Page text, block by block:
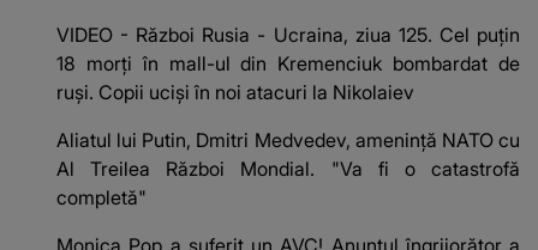
VIDEO - Război Rusia - Ucraina, ziua 125. Cel puțin
18 morți în mall-ul din Kremenciuk bombardat de
ruși. Copii uciși în noi atacuri la Nikolaiev
Aliatul lui Putin, Dmitri Medvedev, amenință NATO cu
Al Treilea Război Mondial. "Va fi o catastrofă
completă"
Monica Pop a suferit un AVC! Anunțul îngrijorător a